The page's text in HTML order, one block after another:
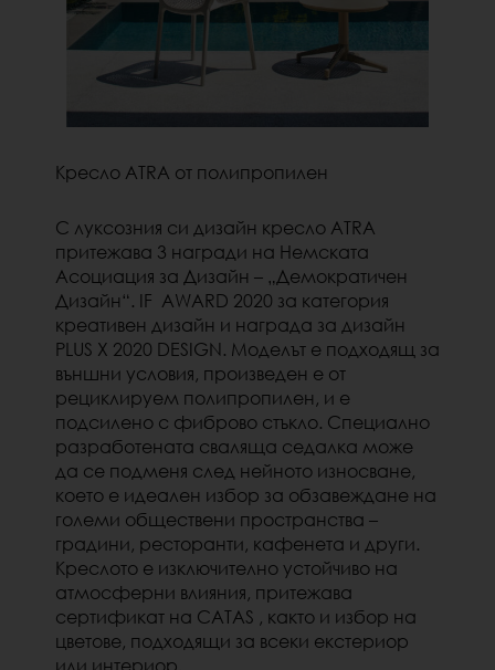
Кресло ATRA от полипропилен
С луксозния си дизайн кресло ATRA
притежава 3 награди на Немската
Асоциация за Дизайн – „Демократичен
Дизайн“. IF AWARD 2020 за категория
креативен дизайн и награда за дизайн
PLUS X 2020 DESIGN. Моделът е подходящ за
външни условия, произведен е от
рециклируем полипропилен, и е
подсилено с фиброво стъкло. Специално
разработената сваляща седалка може
да се подменя след нейното износване,
което е идеален избор за обзавеждане на
големи обществени пространства –
градини, ресторанти, кафенета и други.
Креслото е изключително устойчиво на
атмосферни влияния, притежава
сертификат на CATAS , както и избор на
цветове, подходящи за всеки екстериор
или интериор.